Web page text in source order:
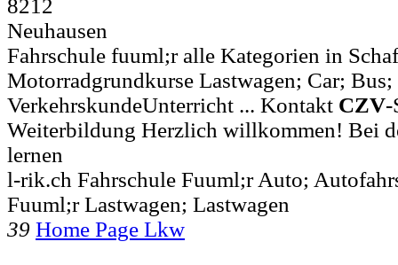
8212
Neuhausen
Fahrschule fuuml;r alle Kategorien in
Motorradgrundkurse Lastwagen; Car; Bus;
VerkehrskundeUnterricht ... Kontakt CZV-
Weiterbildung Herzlich willkommen! Bei
lernen
l-rik.ch Fahrschule Fuuml;r Auto;
Fuuml;r Lastwagen; Lastwagen
39 Home Page Lkw